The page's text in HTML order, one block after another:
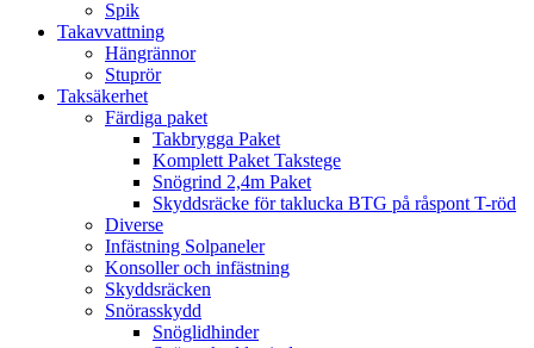
Spik
Takavvattning
Hängrännor
Stuprör
Taksäkerhet
Färdiga paket
Takbrygga Paket
Komplett Paket Takstege
Snögrind 2,4m Paket
Skyddsräcke för taklucka BTG på råspont T-röd
Diverse
Infästning Solpaneler
Konsoller och infästning
Skyddsräcken
Snörasskydd
Snöglidhinder